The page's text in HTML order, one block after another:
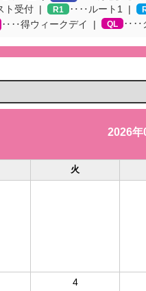
受付 R1 ‥‥ルート1
‥‥得ウィークデイ QL ‥‥